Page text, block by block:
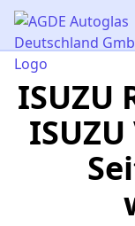
AGDE Autoglas
ISUZU